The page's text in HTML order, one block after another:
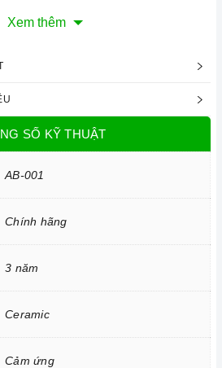
15cm
kiệm điện năng.
nấu.
Xem thêm
SỐ KỸ THUẬT
AB-001
Chính hãng
3 năm
Ceramic
Cảm ứng